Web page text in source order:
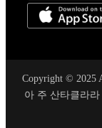
Copyright © 2025
아 주 산타클라